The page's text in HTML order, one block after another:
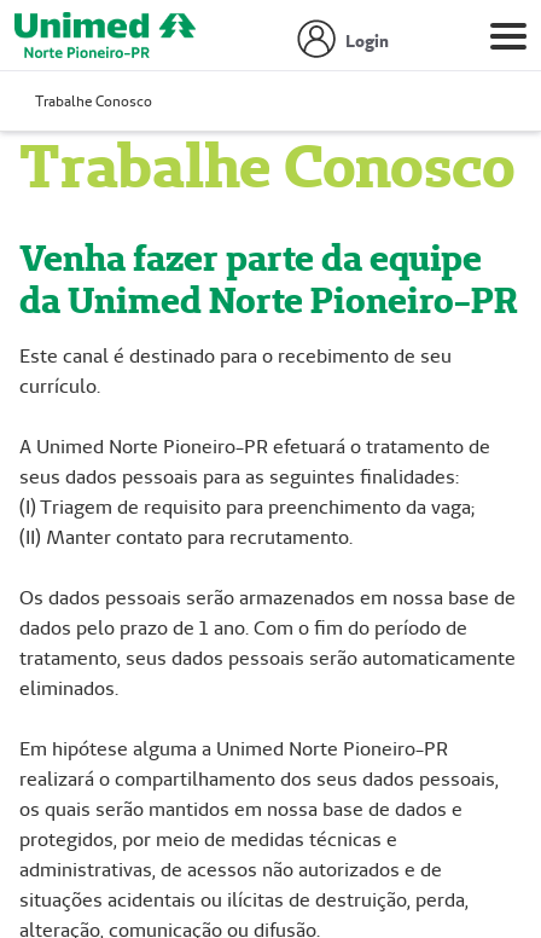
Login
Trabalhe Conosco
Trabalhe Conosco
Venha fazer parte da equipe
da Unimed Norte Pioneiro-PR
Este canal é destinado para o recebimento de seu
currículo.
A Unimed Norte Pioneiro-PR efetuará o tratamento de
seus dados pessoais para as seguintes finalidades:
(I) Triagem de requisito para preenchimento da vaga;
(II) Manter contato para recrutamento.
Os dados pessoais serão armazenados em nossa base de
dados pelo prazo de 1 ano. Com o fim do período de
tratamento, seus dados pessoais serão automaticamente
eliminados.
Em hipótese alguma a Unimed Norte Pioneiro-PR
realizará o compartilhamento dos seus dados pessoais,
os quais serão mantidos em nossa base de dados e
protegidos, por meio de medidas técnicas e
administrativas, de acessos não autorizados e de
situações acidentais ou ilícitas de destruição, perda,
alteração, comunicação ou difusão.